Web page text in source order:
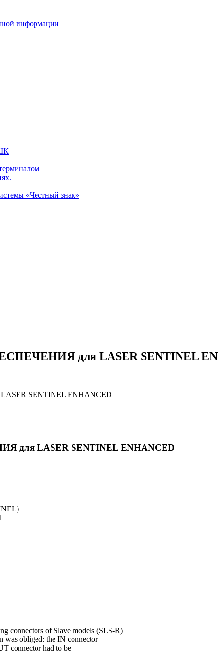
информации
«Честный знак»
для LASER SENTINEL
SENTINEL ENHANCED
LASER SENTINEL ENHANCED
connectors of Slave models (SLS-R)
was obliged: the IN connector
connector had to be